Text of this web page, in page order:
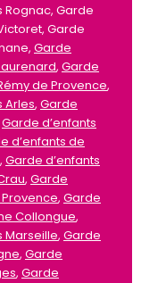
Rognac, Garde
Garde
Garde
, Garde
de Provence,
Arles, Garde
Garde d’enfants
d’enfants de
, Garde d’enfants
, Garde
, Garde
Collongue,
Marseille, Garde
, Garde
, Garde